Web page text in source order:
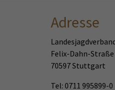
Adresse
Felix-Dahn-Straße
70597 Stuttgart
Tel: 0711 995899-0